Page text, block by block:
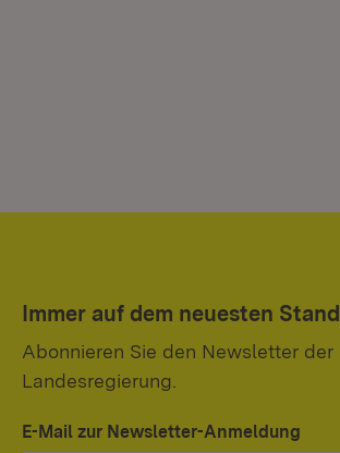
Immer auf dem neuesten Stand
Abonnieren Sie den Newsletter der
Landesregierung.
E-Mail zur Newsletter-Anmeldung